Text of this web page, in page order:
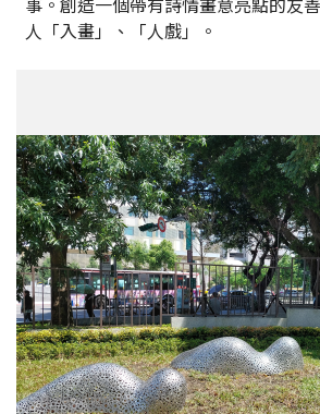
人「入畫」、「人戲」。